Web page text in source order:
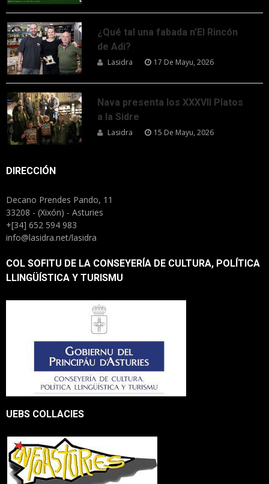
¿Qué tal una fabada n’El Rincón
de Adi?
Lasidra 17 De Mayu, 2026
Nava presenta los XXXVII Platos
a la Sidre
Lasidra 15 De Mayu, 2026
DIRECCIÓN
Decano Prendes Pando, 11
33208 - (Xixón) - Asturies
+[34] 652 594 983
info@lasidra.net/lasidra
COL SOFITU DE LA CONSEYERÍA DE CULTURA, POLÍTICA
LLINGÜÍSTICA Y TURISMU
UEBS COLLACIES